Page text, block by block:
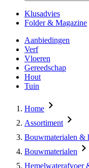
Klusadvies
Folder & Magazine
Aanbiedingen
Verf
Vloeren
Gereedschap
Hout
Tuin
Home
Assortiment
Bouwmaterialen &
Bouwmaterialen
Hemelwaterafvoer